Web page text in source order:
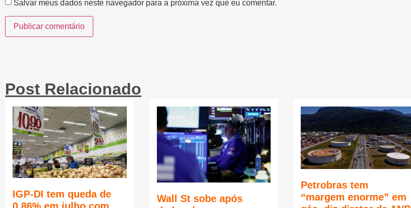
Salvar meus dados neste navegador para a próxima vez que eu comentar.
Post Relacionado
IGP-DI tem queda de
Wall St sobe após
Petrobras tem
“margem enorme” em